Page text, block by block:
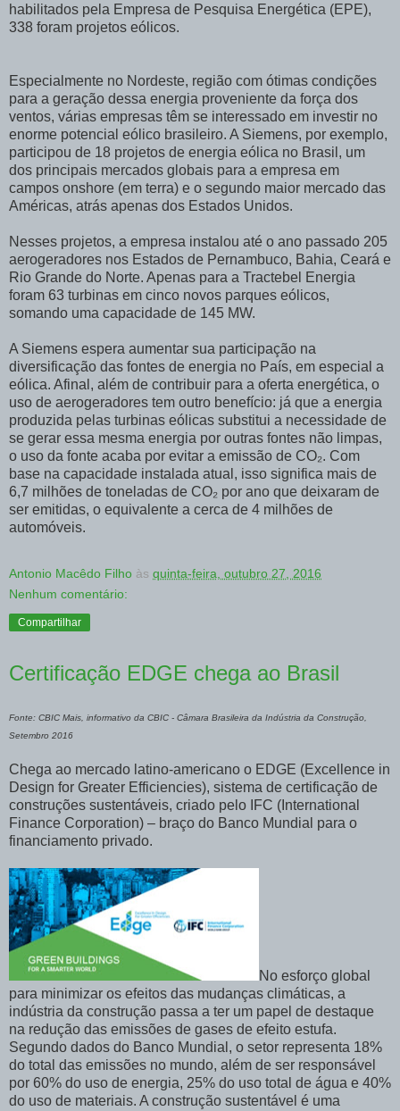
habilitados pela Empresa de Pesquisa Energética (EPE),
338 foram projetos eólicos.
Especialmente no Nordeste, região com ótimas condições
para a geração dessa energia proveniente da força dos
ventos, várias empresas têm se interessado em investir no
enorme potencial eólico brasileiro. A Siemens, por exemplo,
participou de 18 projetos de energia eólica no Brasil, um
dos principais mercados globais para a empresa em
campos onshore (em terra) e o segundo maior mercado das
Américas, atrás apenas dos Estados Unidos.
Nesses projetos, a empresa instalou até o ano passado 205
aerogeradores nos Estados de Pernambuco, Bahia, Ceará e
Rio Grande do Norte. Apenas para a Tractebel Energia
foram 63 turbinas em cinco novos parques eólicos,
somando uma capacidade de 145 MW.
A Siemens espera aumentar sua participação na
diversificação das fontes de energia no País, em especial a
eólica. Afinal, além de contribuir para a oferta energética, o
uso de aerogeradores tem outro benefício: já que a energia
produzida pelas turbinas eólicas substitui a necessidade de
se gerar essa mesma energia por outras fontes não limpas,
o uso da fonte acaba por evitar a emissão de CO₂. Com
base na capacidade instalada atual, isso significa mais de
6,7 milhões de toneladas de CO₂ por ano que deixaram de
ser emitidas, o equivalente a cerca de 4 milhões de
automóveis.
Antonio Macêdo Filho às quinta-feira, outubro 27, 2016
Nenhum comentário:
Compartilhar
Certificação EDGE chega ao Brasil
Fonte: CBIC Mais, informativo da CBIC - Câmara Brasileira da Indústria da Construção,
Setembro 2016
Chega ao mercado latino-americano o EDGE (Excellence in
Design for Greater Efficiencies), sistema de certificação de
construções sustentáveis, criado pelo IFC (International
Finance Corporation) – braço do Banco Mundial para o
financiamento privado.
No esforço global
para minimizar os efeitos das mudanças climáticas, a
indústria da construção passa a ter um papel de destaque
na redução das emissões de gases de efeito estufa.
Segundo dados do Banco Mundial, o setor representa 18%
do total das emissões no mundo, além de ser responsável
por 60% do uso de energia, 25% do uso total de água e 40%
do uso de materiais. A construção sustentável é uma